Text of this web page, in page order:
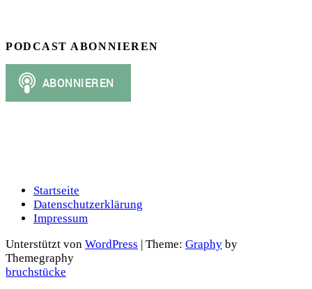
PODCAST ABONNIEREN
Startseite
Datenschutzerklärung
Impressum
Unterstützt von WordPress Theme: Graphy by
Themegraphy
bruchstücke